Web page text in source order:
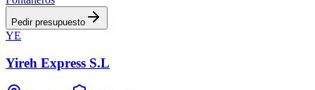
Pedir presupuesto
YE
Yireh Express S.L